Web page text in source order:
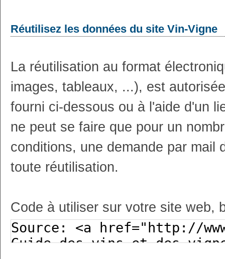
Réutilisez les données du site Vin-Vigne
La réutilisation au format
images, tableaux, ...), est
fourni ci-dessous ou à l'aide d'un
ne peut se faire que pour un
conditions, une demande par mail
toute réutilisation.
Code à utiliser sur votre site web,